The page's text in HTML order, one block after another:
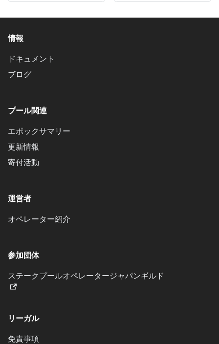
情報
ドキュメント
ブログ
プール関連
エポックサマリー
更新情報
寄付活動
運営者
オペレーター紹介
参加団体
ステークプールオペレータージャパンギルド
リーガル
免責事項